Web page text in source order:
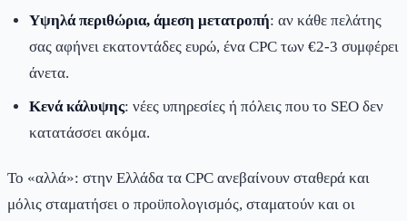
Υψηλά περιθώρια, άμεση μετατροπή: αν κάθε πελάτης
σας αφήνει εκατοντάδες ευρώ, ένα CPC των €2-3 συμφέρει
άνετα.
Κενά κάλυψης: νέες υπηρεσίες ή πόλεις που το SEO δεν
κατατάσσει ακόμα.
Το «αλλά»: στην Ελλάδα τα CPC ανεβαίνουν σταθερά και
μόλις σταματήσει ο προϋπολογισμός, σταματούν και οι